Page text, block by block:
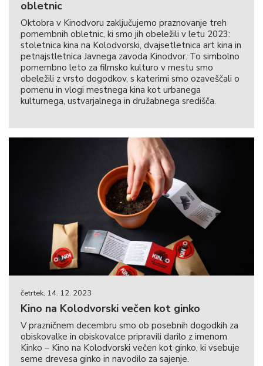
obletnic
Oktobra v Kinodvoru zaključujemo praznovanje treh
pomembnih obletnic, ki smo jih obeležili v letu 2023:
stoletnica kina na Kolodvorski, dvajsetletnica art kina in
petnajstletnica Javnega zavoda Kinodvor. To simbolno
pomembno leto za filmsko kulturo v mestu smo
obeležili z vrsto dogodkov, s katerimi smo ozaveščali o
pomenu in vlogi mestnega kina kot urbanega
kulturnega, ustvarjalnega in družabnega središča.
četrtek, 14. 12. 2023
Kino na Kolodvorski večen kot ginko
V prazničnem decembru smo ob posebnih dogodkih za
obiskovalke in obiskovalce pripravili darilo z imenom
Kinko – Kino na Kolodvorski večen kot ginko, ki vsebuje
seme drevesa ginko in navodilo za sajenje.